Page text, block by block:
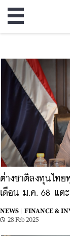
ต่างชาติลงทุนไทย
เดือน ม.ค. 68 แตะ
NEWS |
FINANCE &
28 Feb 2025